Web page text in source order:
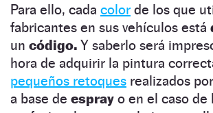
Para ello, cada color de los que
fabricantes en sus vehículos está
un código. Y saberlo será
hora de adquirir la pintura
pequeños retoques realizados
a base de espray o en el caso de